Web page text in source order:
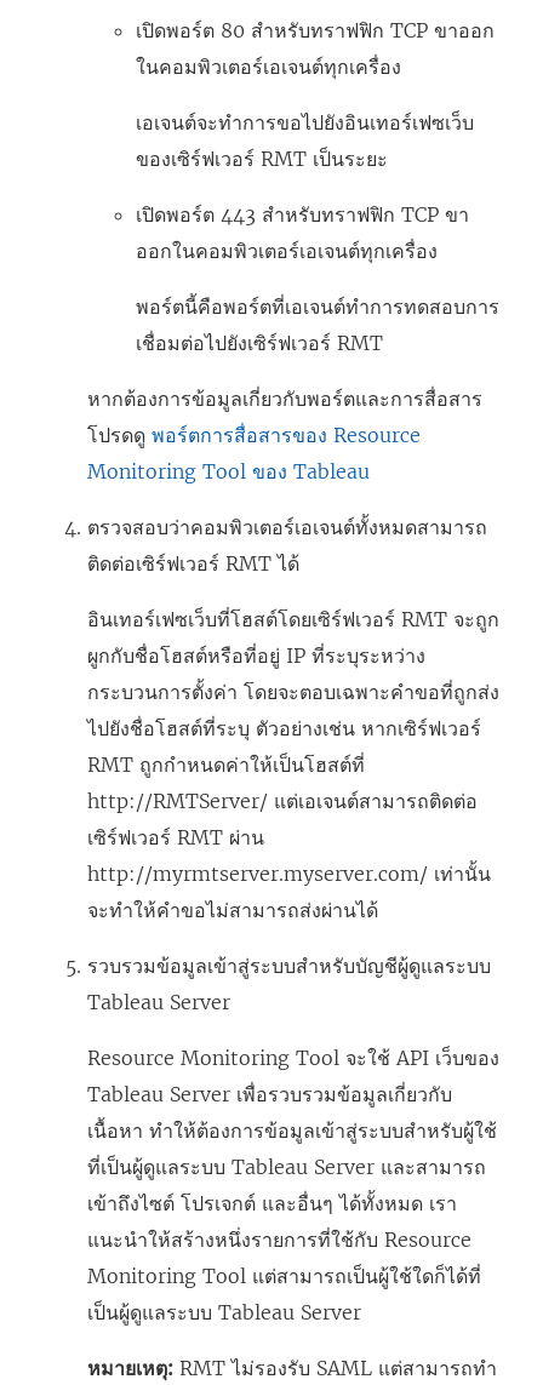
เปิดพอร์ต 80 สำหรับทราฟฟิก TCP ขาออก
ในคอมพิวเตอร์เอเจนต์ทุกเครื่อง
เอเจนต์จะทำการขอไปยังอินเทอร์เฟซเว็บ
ของเซิร์ฟเวอร์ RMT เป็นระยะ
เปิดพอร์ต 443 สำหรับทราฟฟิก TCP ขา
ออกในคอมพิวเตอร์เอเจนต์ทุกเครื่อง
พอร์ตนี้คือพอร์ตที่เอเจนต์ทำการทดสอบการ
เชื่อมต่อไปยังเซิร์ฟเวอร์ RMT
หากต้องการข้อมูลเกี่ยวกับพอร์ตและการสื่อสาร
โปรดดู พอร์ตการสื่อสารของ Resource
Monitoring Tool ของ Tableau
ตรวจสอบว่าคอมพิวเตอร์เอเจนต์ทั้งหมดสามารถ
ติดต่อเซิร์ฟเวอร์ RMT ได้
อินเทอร์เฟซเว็บที่โฮสต์โดยเซิร์ฟเวอร์ RMT จะถูก
ผูกกับชื่อโฮสต์หรือที่อยู่ IP ที่ระบุระหว่าง
กระบวนการตั้งค่า โดยจะตอบเฉพาะคำขอที่ถูกส่ง
ไปยังชื่อโฮสต์ที่ระบุ ตัวอย่างเช่น หากเซิร์ฟเวอร์
RMT ถูกกำหนดค่าให้เป็นโฮสต์ที่
http://RMTServer/ แต่เอเจนต์สามารถติดต่อ
เซิร์ฟเวอร์ RMT ผ่าน
http://myrmtserver.myserver.com/ เท่านั้น
จะทำให้คำขอไม่สามารถส่งผ่านได้
รวบรวมข้อมูลเข้าสู่ระบบสำหรับบัญชีผู้ดูแลระบบ
Tableau Server
Resource Monitoring Tool จะใช้ API เว็บของ
Tableau Server เพื่อรวบรวมข้อมูลเกี่ยวกับ
เนื้อหา ทำให้ต้องการข้อมูลเข้าสู่ระบบสำหรับผู้ใช้
ที่เป็นผู้ดูแลระบบ Tableau Server และสามารถ
เข้าถึงไซต์ โปรเจกต์ และอื่นๆ ได้ทั้งหมด เรา
แนะนำให้สร้างหนึ่งรายการที่ใช้กับ Resource
Monitoring Tool แต่สามารถเป็นผู้ใช้ใดก็ได้ที่
เป็นผู้ดูแลระบบ Tableau Server
หมายเหตุ: RMT ไม่รองรับ SAML แต่สามารถทํา